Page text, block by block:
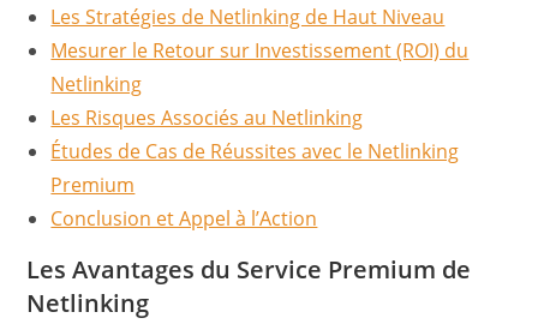
Les Stratégies de Netlinking de Haut Niveau
Mesurer le Retour sur Investissement (ROI) du
Netlinking
Les Risques Associés au Netlinking
Études de Cas de Réussites avec le Netlinking
Premium
Conclusion et Appel à l’Action
Les Avantages du Service Premium de
Netlinking